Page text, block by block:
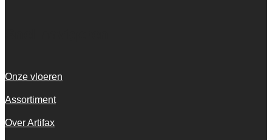
Onze vloeren
Assortiment
Over Artifax